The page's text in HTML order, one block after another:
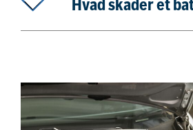
Hvad skader et